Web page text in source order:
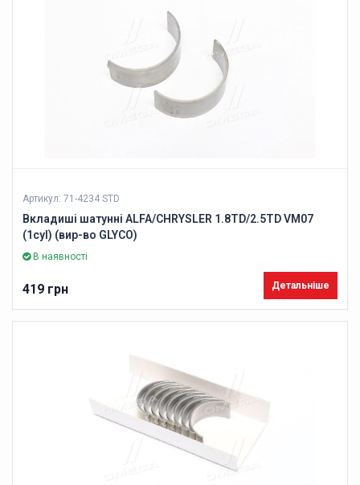
Артикул: 71-4234 STD
Вкладиші шатунні ALFA/CHRYSLER 1.8TD/2.5TD VM07
(1cyl) (вир-во GLYCO)
В наявності
419 грн Детальніше